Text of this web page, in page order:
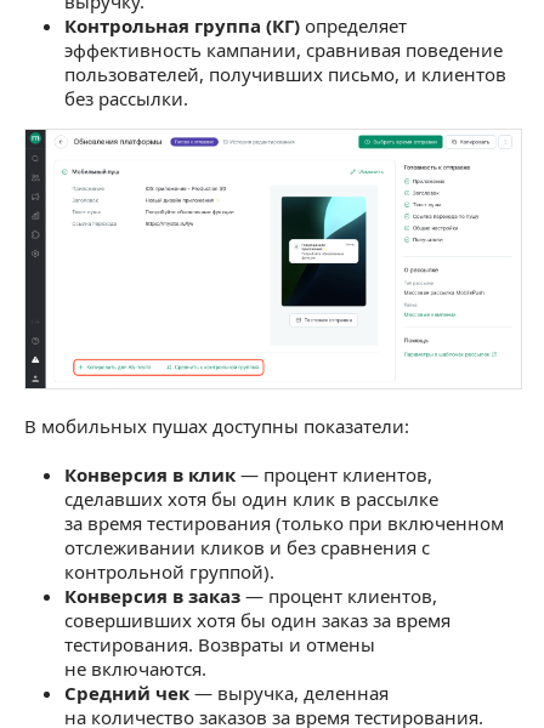
Контрольная группа (КГ) определяет
эффективность кампании, сравнивая поведение
пользователей, получивших письмо, и клиентов
без рассылки.
В мобильных пушах доступны показатели:
Конверсия в клик — процент клиентов,
сделавших хотя бы один клик в рассылке
за время тестирования (только при включенном
отслеживании кликов и без сравнения с
контрольной группой).
Конверсия в заказ — процент клиентов,
совершивших хотя бы один заказ за время
тестирования. Возвраты и отмены
не включаются.
Средний чек — выручка, деленная
на количество заказов за время тестирования.